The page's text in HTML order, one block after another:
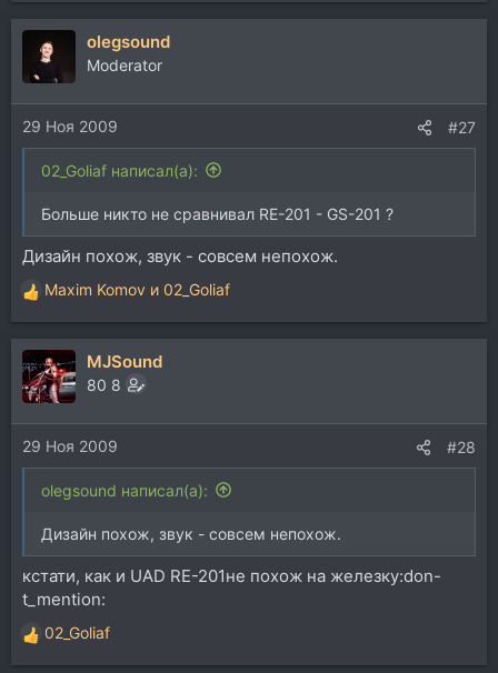
olegsound
Moderator
29 Ноя 2009 #27
02_Goliaf написал(а):
Больше никто не сравнивал RE-201 - GS-201 ?
Дизайн похож, звук - совсем непохож.
Р
е
а
к
ц
и
и
:
Maxim Komov и 02_Goliaf
MJSound
80 8
29 Ноя 2009 #28
olegsound написал(а):
Дизайн похож, звук - совсем непохож.
кстати, как и UAD RE-201не похож на железку:don-
t_mention:
Р
е
02_Goliaf